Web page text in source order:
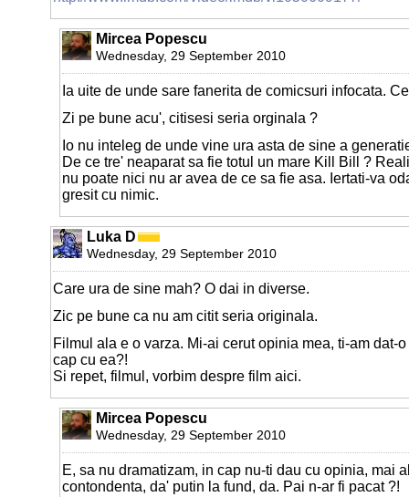
Mircea Popescu
Wednesday, 29 September 2010
Ia uite de unde sare fanerita de comicsuri infocata.
Zi pe bune acu', citisesi seria orginala ?
Io nu inteleg de unde vine ura asta de sine a
De ce tre' neaparat sa fie totul un mare Kill Bill ?
nu poate nici nu ar avea de ce sa fie asa. Iertati-va
gresit cu nimic.
Luka D
Wednesday, 29 September 2010
Care ura de sine mah? O dai in diverse.
Zic pe bune ca nu am citit seria originala.
Filmul ala e o varza. Mi-ai cerut opinia mea, ti-am dat-
cap cu ea?!
Si repet, filmul, vorbim despre film aici.
Mircea Popescu
Wednesday, 29 September 2010
E, sa nu dramatizam, in cap nu-ti dau cu opinia, mai
contondenta, da' putin la fund, da. Pai n-ar fi pacat ?!